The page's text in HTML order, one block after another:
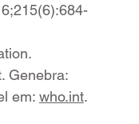
Genebra:
em: who.int.